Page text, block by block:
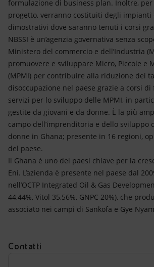
formulazione di business plan. Inoltre,
progetto, verranno costituiti degli impianti
dimostrativi dove saranno tenuti i corsi
NBSSI è un’agenzia governativa senza
Ministero del commercio e dell’Industria
promuovere e sviluppare Micro, Piccole e
(MPMI) per contribuire alla riduzione dei
disoccupazione nel paese grazie a corsi di
servizi per lo sviluppo delle MPMI, in
gestite da giovani e da donne. È la più
campo dell’imprenditoria e dello sviluppo
donne in Ghana; presente in 16 regioni,
del paese.
Il Ghana è uno dei paesi chiave per la
Eni. L’azienda è presente nel paese dal
nell’OCTP Integrated Oil & Gas
44,44%, Vitol 35,56%, GNPC 20%), che
associato nei campi di Sankofa e Gye
Contatti